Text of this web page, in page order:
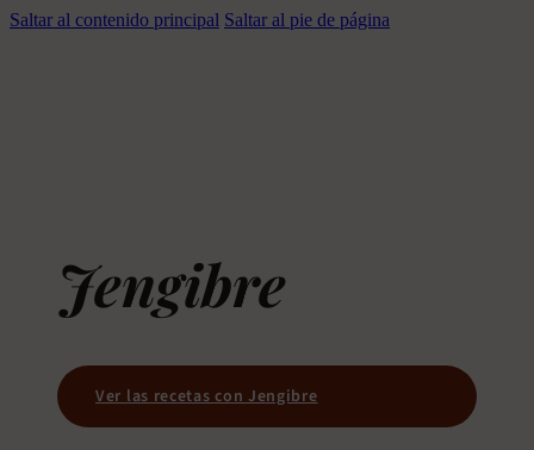
Saltar al contenido principal Saltar al pie de página
Jengibre
Ver las recetas con Jengibre